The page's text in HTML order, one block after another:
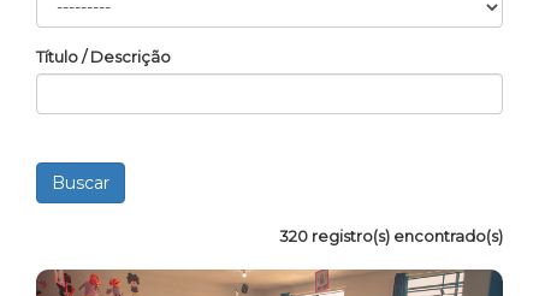
Título / Descrição
320 registro(s) encontrado(s)